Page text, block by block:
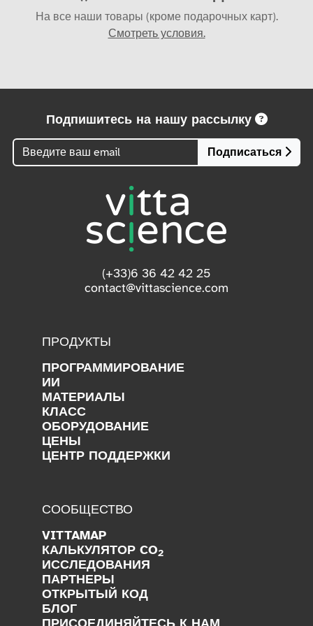
На все наши товары (кроме подарочных карт).
Смотреть условия.
Подпишитесь на нашу рассылку
Подписаться
(+33)6 36 42 42 25
contact@vittascience.com
ПРОДУКТЫ
ПРОГРАММИРОВАНИЕ
ИИ
МАТЕРИАЛЫ
КЛАСС
ОБОРУДОВАНИЕ
ЦЕНЫ
ЦЕНТР ПОДДЕРЖКИ
СООБЩЕСТВО
VITTAMAP
КАЛЬКУЛЯТОР CO2
ИССЛЕДОВАНИЯ
ПАРТНЕРЫ
ОТКРЫТЫЙ КОД
БЛОГ